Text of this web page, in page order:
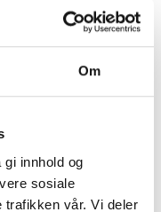
Om
innhold og
sosiale
trafikken vår. Vi deler